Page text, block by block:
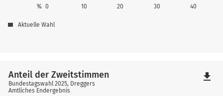
0 10 20 30 40
%
Aktuelle Wahl
Anteil der Zweitstimmen
Bundestagswahl 2025, Dreggers
Amtliches Endergebnis
file_download